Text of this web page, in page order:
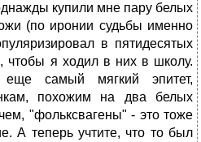
купили мне пару белых
(по иронии судьбы именно
в пятидесятых
чтобы я ходил в них в школу.
самый мягкий эпитет,
похожим на два белых
"фольксвагены" - это тоже
А теперь учтите, что то был